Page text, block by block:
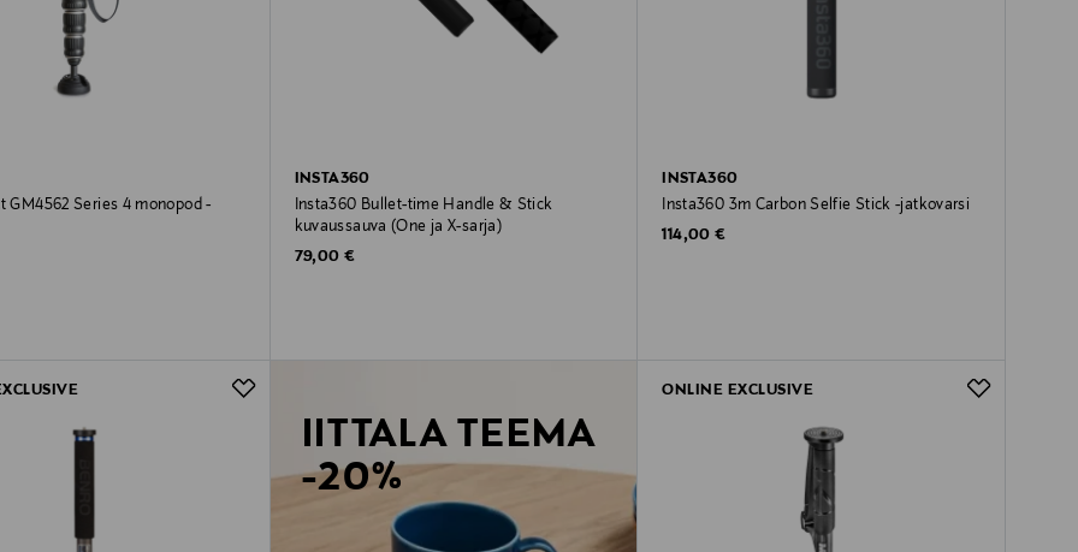
GM4562 Series 4 monopod -
INSTA360
Insta360 Bullet-time Handle & Stick
kuvaussauva (One ja X-sarja)
Original Price
79,00 €
INSTA360
Insta360 3m Carbon Selfie Stick -jatkovarsi
Original Price
114,00 €
IITTALA TEEMA
-20%
ONLINE EXCLUSIVE